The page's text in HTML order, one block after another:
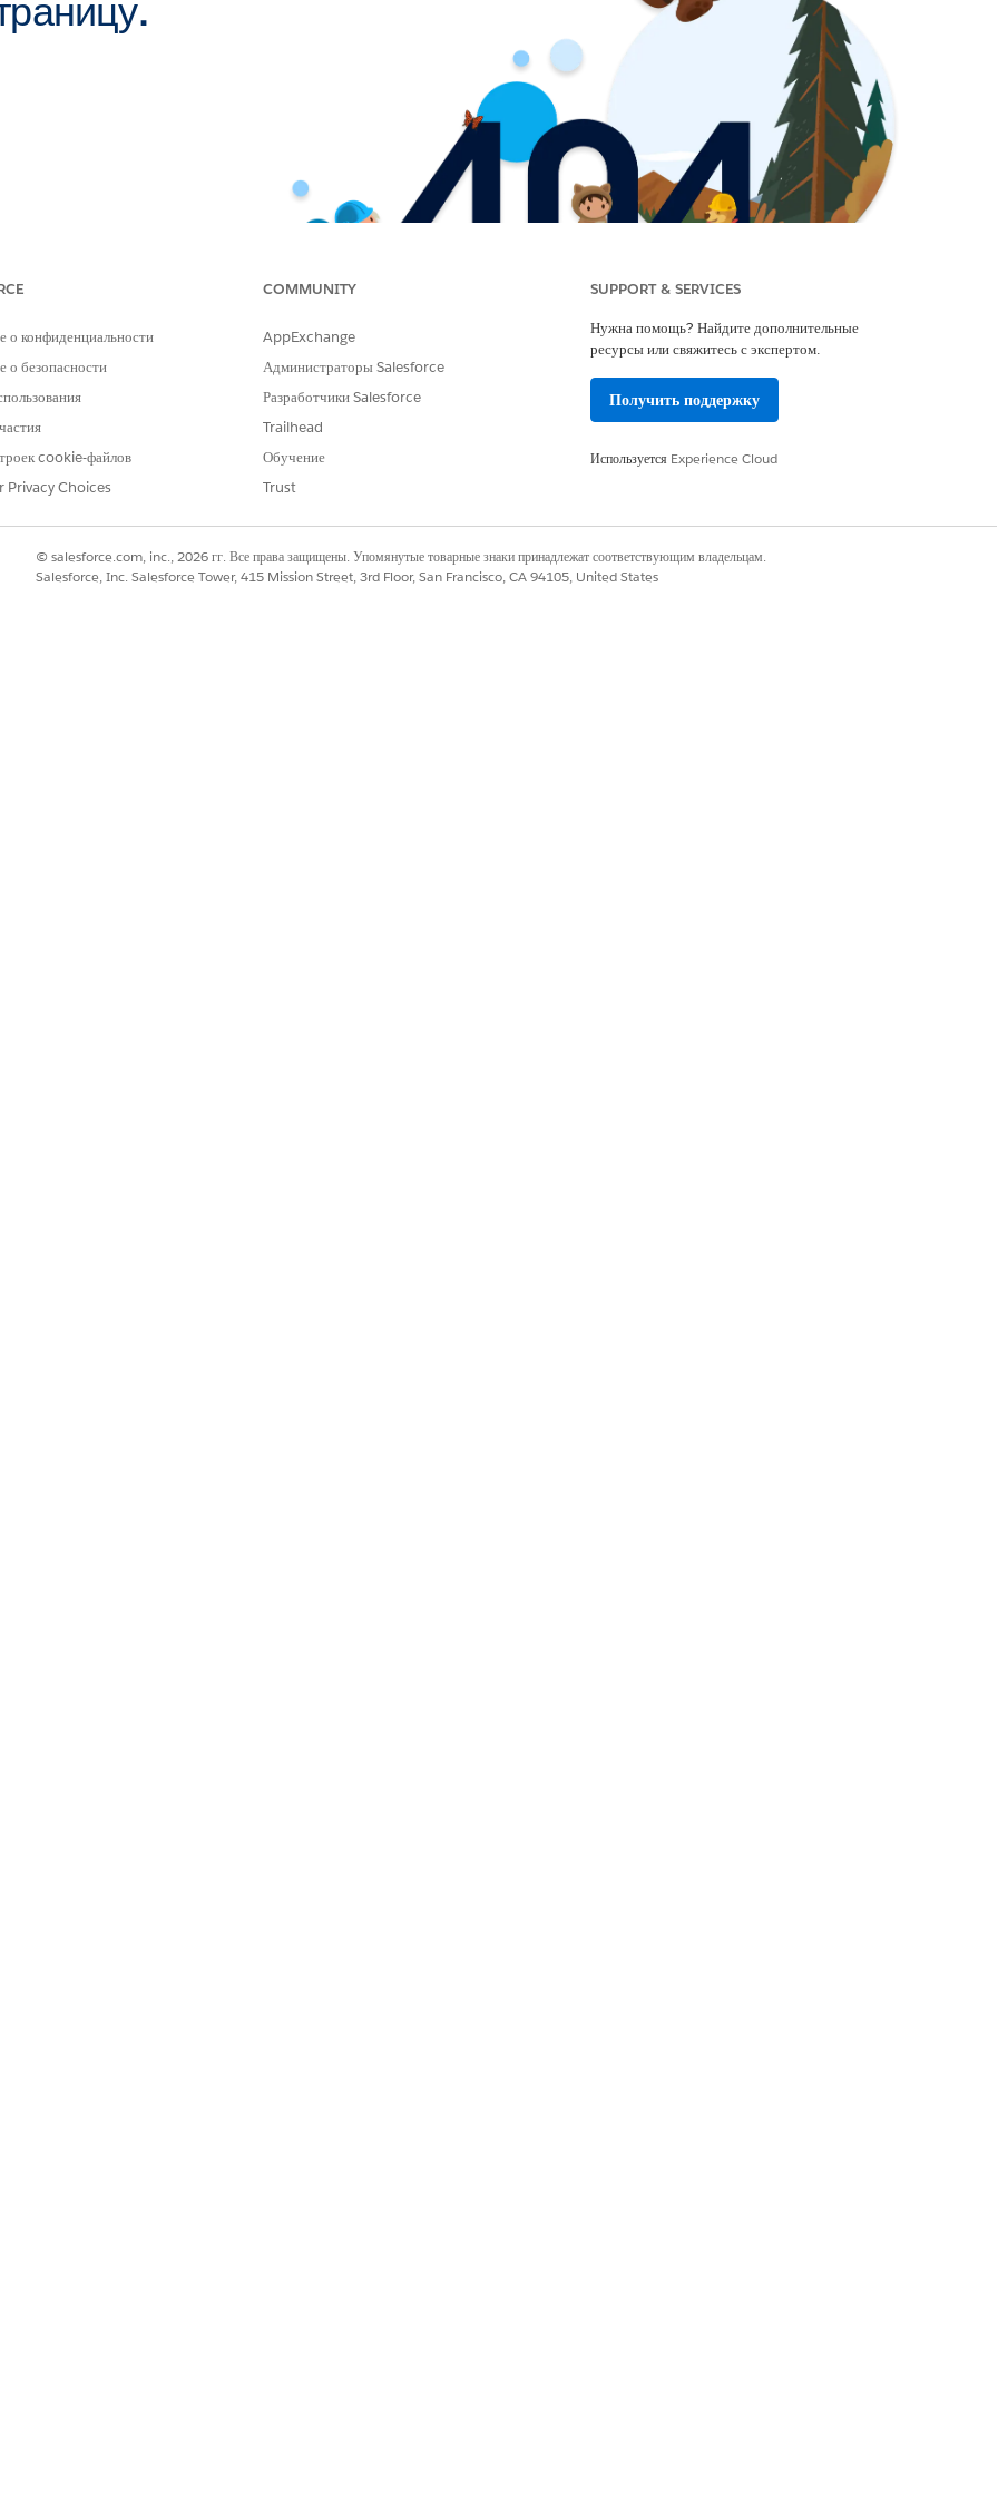
о конфиденциальности
о безопасности
cookie-файлов
Privacy Choices
COMMUNITY
AppExchange
Администраторы Salesforce
Разработчики Salesforce
Trailhead
Обучение
Trust
SUPPORT & SERVICES
Нужна помощь? Найдите дополнительные
ресурсы или свяжитесь с экспертом.
Получить поддержку
Используется Experience Cloud
© salesforce.com, inc., 2026 гг. Все права защищены. Упомянутые товарные знаки принадлежат соответствующим владельцам.
Salesforce, Inc. Salesforce Tower, 415 Mission Street, 3rd Floor, San Francisco, CA 94105, United States